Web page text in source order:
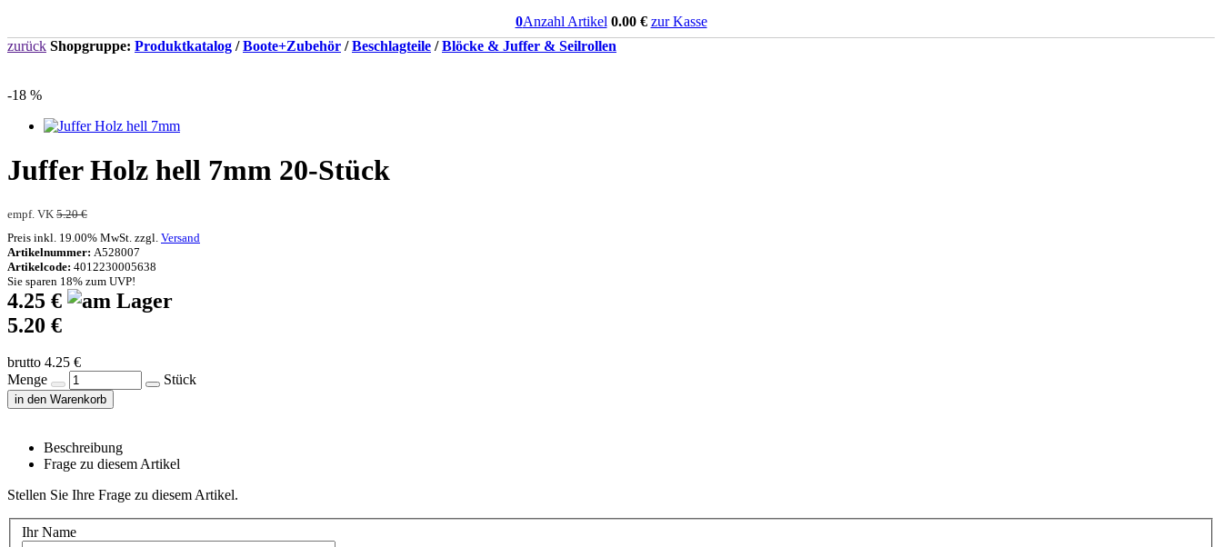
0Anzahl Artikel 0.00€ zur Kasse
zurück Shopgruppe: Produktkatalog /Boote+Zubehör /Beschlagteile /Blöcke & Juffer & Seilrollen
-18 %
Juffer Holz hell 7mm 20-Stück
empf. VK 5.20 €
Preis inkl. 19.00% MwSt. zzgl. Versand
Artikelnummer: A528007
Artikelcode: 4012230005638
Sie sparen 18% zum UVP!
4.25 €
5.20 €
brutto 4.25 €
Menge
Stück
in den Warenkorb
Beschreibung
Frage zu diesem Artikel
Stellen Sie Ihre Frage zu diesem Artikel.
Ihr Name